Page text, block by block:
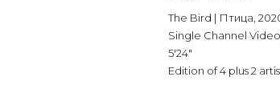
The Bird | Птица ,
Single Channel
5'24"
Edition of 4 plus 2